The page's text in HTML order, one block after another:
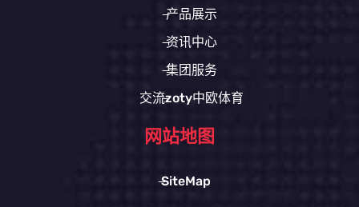
产品展示
资讯中心
集团服务
交流zoty中欧体育
网站地图
SiteMap